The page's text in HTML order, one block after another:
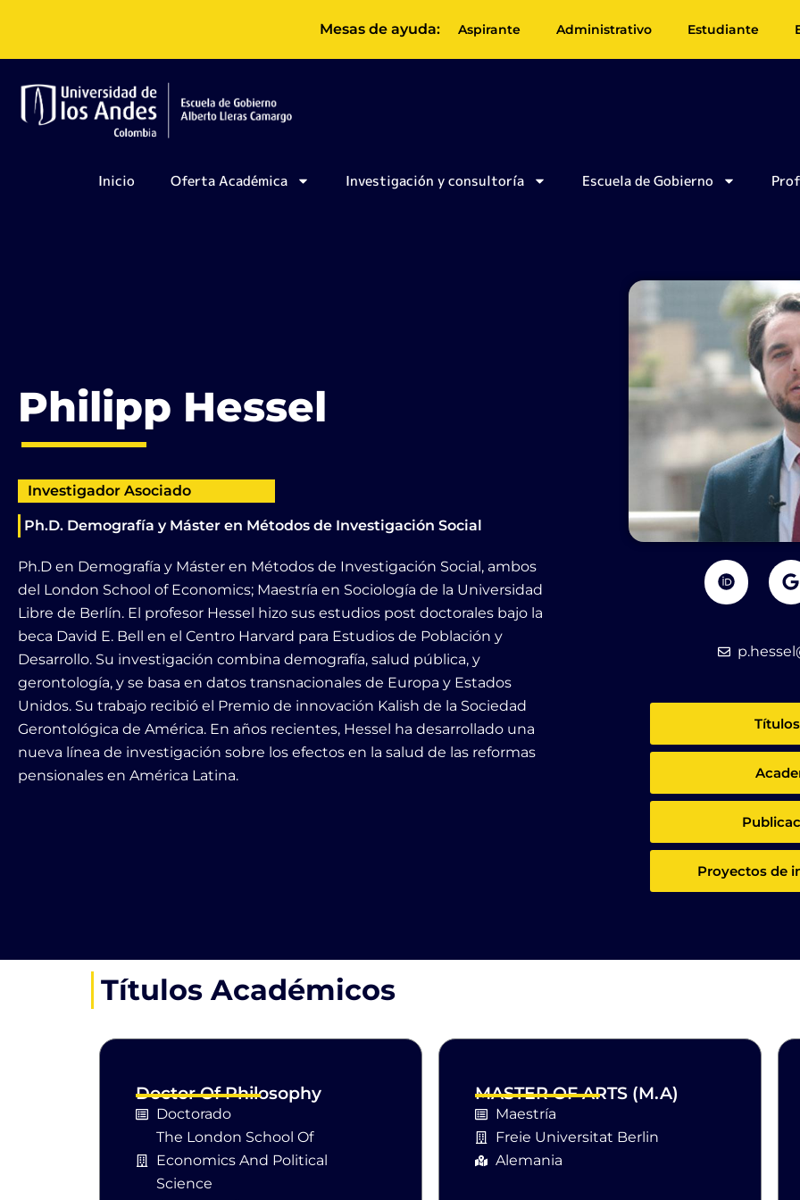
contenido
Mesas de ayuda: Aspirante Administrativo Estudiante
Inicio Oferta Académica Investigación y consultoría Escuela de Gobierno
Philipp Hessel
Investigador Asociado
Ph.D. Demografía y Máster en Métodos de Investigación Social
Ph.D en Demografía y Máster en Métodos de Investigación Social, ambos
del London School of Economics; Maestría en Sociología de la Universidad
Libre de Berlín. El profesor Hessel hizo sus estudios post doctorales bajo la
beca David E. Bell en el Centro Harvard para Estudios de Población y
Desarrollo. Su investigación combina demografía, salud pública, y
gerontología, y se basa en datos transnacionales de Europa y Estados
Unidos. Su trabajo recibió el Premio de innovación Kalish de la Sociedad
Gerontológica de América. En años recientes, Hessel ha desarrollado una
nueva línea de investigación sobre los efectos en la salud de las reformas
pensionales en América Latina.
O
r
c
o
o
e
Proyectos de
Títulos Académicos
Doctor Of Philosophy
Doctorado
The London School Of
Economics And Political
Science
MASTER OF ARTS (M.A)
Maestría
Freie Universitat Berlin
Alemania